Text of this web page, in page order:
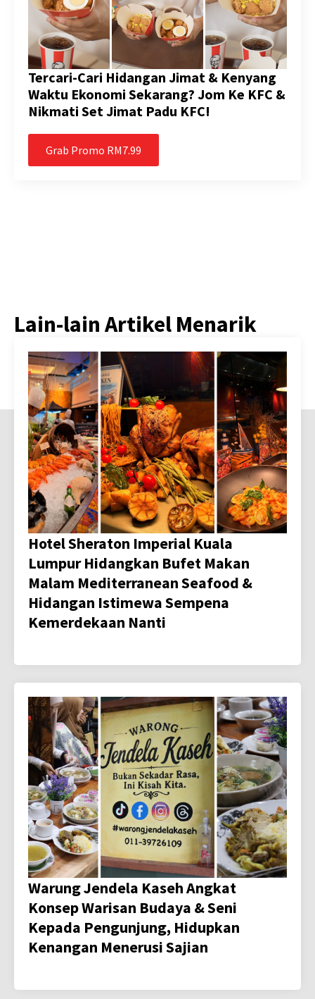
Tercari-Cari Hidangan Jimat & Kenyang
Waktu Ekonomi Sekarang? Jom Ke KFC &
Nikmati Set Jimat Padu KFC!
Grab Promo RM7.99
Lain-lain Artikel Menarik
Hotel Sheraton Imperial Kuala
Lumpur Hidangkan Bufet Makan
Malam Mediterranean Seafood &
Hidangan Istimewa Sempena
Kemerdekaan Nanti
Warung Jendela Kaseh Angkat
Konsep Warisan Budaya & Seni
Kepada Pengunjung, Hidupkan
Kenangan Menerusi Sajian